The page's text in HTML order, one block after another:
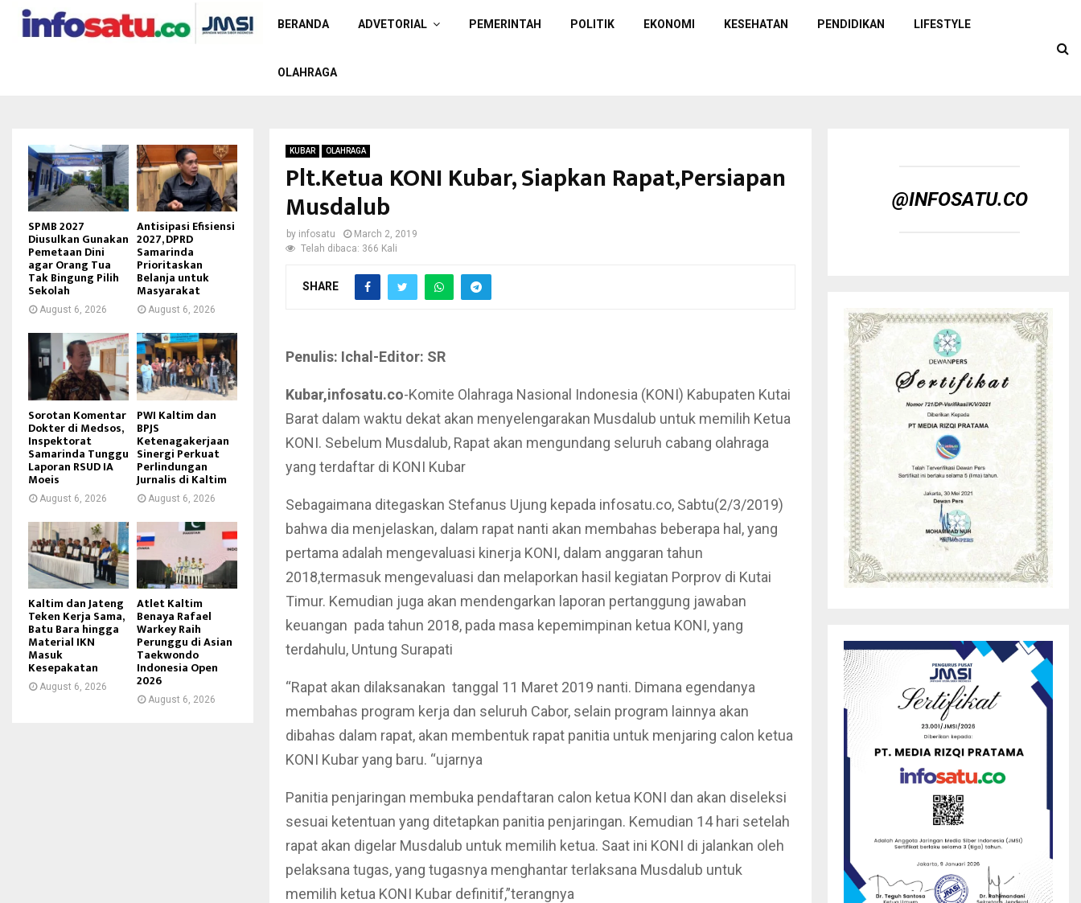
BERANDA ADVETORIAL PEMERINTAH POLITIK EKONOMI KESEHATAN PENDIDIKAN LIFESTYLE
OLAHRAGA
KUBAR OLAHRAGA
Plt.Ketua KONI Kubar, Siapkan Rapat,Persiapan
Musdalub
by infosatu
March 2, 2019
Telah dibaca: 366 Kali
SHARE
Penulis: Ichal-Editor: SR
Kubar,infosatu.co-Komite Olahraga Nasional Indonesia (KONI) Kabupaten Kutai
Barat dalam waktu dekat akan menyelengarakan Musdalub untuk memilih Ketua
KONI. Sebelum Musdalub, Rapat akan mengundang seluruh cabang olahraga
yang terdaftar di KONI Kubar
Sebagaimana ditegaskan Stefanus Ujung kepada infosatu.co, Sabtu(2/3/2019)
bahwa dia menjelaskan, dalam rapat nanti akan membahas beberapa hal, yang
pertama adalah mengevaluasi kinerja KONI, dalam anggaran tahun
2018,termasuk mengevaluasi dan melaporkan hasil kegiatan Porprov di Kutai
Timur. Kemudian juga akan mendengarkan laporan pertanggung jawaban
keuangan pada tahun 2018, pada masa kepemimpinan ketua KONI, yang
terdahulu, Untung Surapati
“Rapat akan dilaksanakan tanggal 11 Maret 2019 nanti. Dimana egendanya
membahas program kerja dan seluruh Cabor, selain program lainnya akan
dibahas dalam rapat, akan membentuk rapat panitia untuk menjaring calon ketua
KONI Kubar yang baru. “ujarnya
Panitia penjaringan membuka pendaftaran calon ketua KONI dan akan diseleksi
sesuai ketentuan yang ditetapkan panitia penjaringan. Kemudian 14 hari setelah
rapat akan digelar Musdalub untuk memilih ketua. Saat ini KONI di jalankan oleh
pelaksana tugas, yang tugasnya menghantar terlaksana Musdalub untuk
memilih ketua KONI Kubar definitif,”terangnya
SPMB 2027
Diusulkan Gunakan
Pemetaan Dini
agar Orang Tua
Tak Bingung Pilih
Sekolah
August 6, 2026
Antisipasi Efisiensi
2027, DPRD
Samarinda
Prioritaskan
Belanja untuk
Masyarakat
August 6, 2026
Sorotan Komentar
Dokter di Medsos,
Inspektorat
Samarinda Tunggu
Laporan RSUD IA
Moeis
August 6, 2026
PWI Kaltim dan
BPJS
Ketenagakerjaan
Sinergi Perkuat
Perlindungan
Jurnalis di Kaltim
August 6, 2026
Kaltim dan Jateng
Teken Kerja Sama,
Batu Bara hingga
Material IKN
Masuk
Kesepakatan
August 6, 2026
Atlet Kaltim
Benaya Rafael
Warkey Raih
Perunggu di Asian
Taekwondo
Indonesia Open
2026
August 6, 2026
@INFOSATU.CO